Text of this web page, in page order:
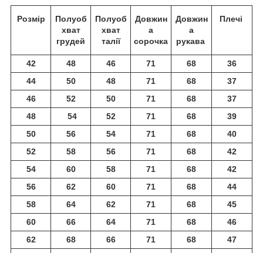
Розмір
Полуоб
хват
грудей
Полуоб
хват
талії
Довжин
а
сорочка
Довжин
а
рукава
Плечі
42 48 46 71 68
36
44
50 48 71 68
37
46
52 50 71 68
37
48
54 52 71 68
39
50
56 54 71 68
40
52
58 56 71 68
42
54
60 58 71 68
42
56
62 60 71 68
44
58
64 62 71 68
45
60
66 64 71 68
46
62
68 66 71 68
47